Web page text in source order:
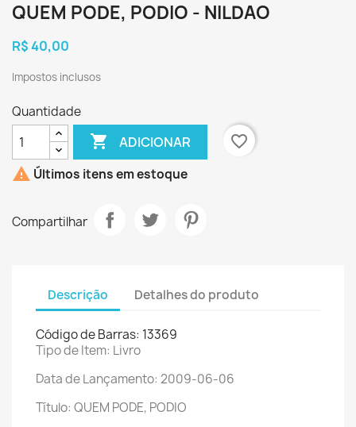
QUEM PODE, PODIO - NILDAO
R$ 40,00
Impostos inclusos
Quantidade
 ADICIONAR
favorite_border
 Últimos itens em estoque
Compartilhar
Descrição Detalhes do produto
Código de Barras: 13369
Tipo de Item: Livro
Data de Lançamento: 2009-06-06
Título: QUEM PODE, PODIO